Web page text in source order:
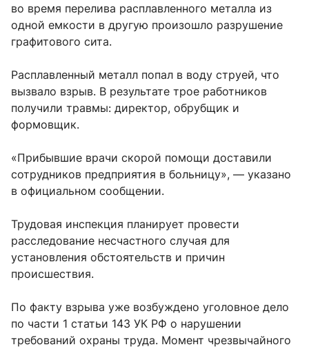
во время перелива расплавленного металла из
одной емкости в другую произошло разрушение
графитового сита.
Расплавленный металл попал в воду струей, что
вызвало взрыв. В результате трое работников
получили травмы: директор, обрубщик и
формовщик.
«Прибывшие врачи скорой помощи доставили
сотрудников предприятия в больницу», — указано
в официальном сообщении.
Трудовая инспекция планирует провести
расследование несчастного случая для
установления обстоятельств и причин
происшествия.
По факту взрыва уже возбуждено уголовное дело
по части 1 статьи 143 УК РФ о нарушении
требований охраны труда. Момент чрезвычайного